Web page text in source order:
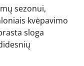
sezonui,
kvėpavimo
sloga